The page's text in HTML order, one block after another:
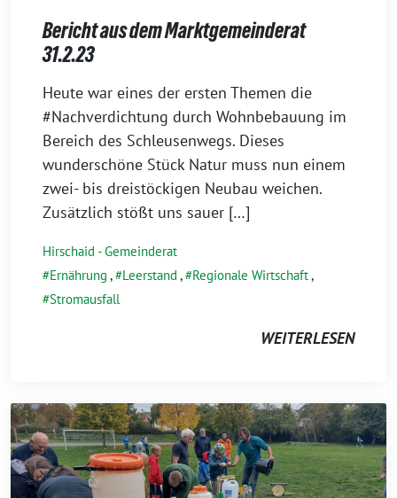
Bericht aus dem Marktgemeinderat
31.2.23
1.
März
2023
Heute war eines der ersten Themen die
#Nachverdichtung durch Wohnbebauung im
Bereich des Schleusenwegs. Dieses
wunderschöne Stück Natur muss nun einem
zwei- bis dreistöckigen Neubau weichen.
Zusätzlich stößt uns sauer […]
Hirschaid - Gemeinderat
Ernährung , Leerstand , Regionale Wirtschaft,
Stromausfall
WEITERLESEN